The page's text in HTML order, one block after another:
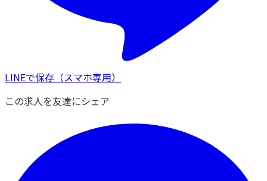
LINEで保存 （スマホ専用）
この求人を友達にシェア